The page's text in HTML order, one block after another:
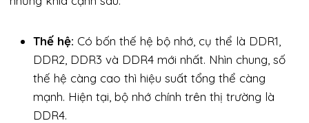
Thế hệ: Có bốn thế hệ bộ nhớ, cụ thể là DDR1,
DDR2, DDR3 và DDR4 mới nhất. Nhìn chung, số
thế hệ càng cao thì hiệu suất tổng thể càng
mạnh. Hiện tại, bộ nhớ chính trên thị trường là
DDR4.